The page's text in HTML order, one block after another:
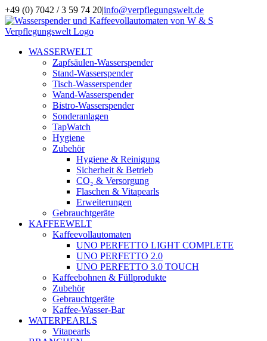
Zum
Inhalt
springen
+49 (0) 7042 / 3 59 74 20|info@verpflegungswelt.de
Facebook
LinkedIn
Xing
Instagram
WASSERWELT
Zapfsäulen-Wasserspender
Stand-Wasserspender
Tisch-Wasserspender
Wand-Wasserspender
Bistro-Wasserspender
Sonderanlagen
TapWatch
Hygiene
Zubehör
Hygiene & Reinigung
Sicherheit & Betrieb
CO₂ & Versorgung
Flaschen & Vitapearls
Erweiterungen
Gebrauchtgeräte
KAFFEEWELT
Kaffeevollautomaten
UNO PERFETTO LIGHT COMPLETE
UNO PERFETTO 2.0
UNO PERFETTO 3.0 TOUCH
Kaffeebohnen & Füllprodukte
Zubehör
Gebrauchtgeräte
Kaffee-Wasser-Bar
WATERPEARLS
Vitapearls